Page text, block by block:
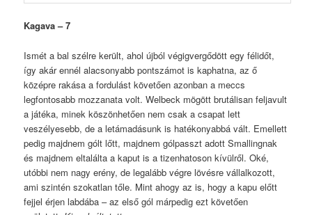
Kagava – 7
Ismét a bal szélre került, ahol újból végigvergődött egy félidőt,
így akár ennél alacsonyabb pontszámot is kaphatna, az ő
középre rakása a fordulást követően azonban a meccs
legfontosabb mozzanata volt. Welbeck mögött brutálisan feljavult
a játéka, minek köszönhetően nem csak a csapat lett
veszélyesebb, de a letámadásunk is hatékonyabbá vált. Emellett
pedig majdnem gólt lőtt, majdnem gólpasszt adott Smallingnak
és majdnem eltalálta a kaput is a tizenhatoson kívülről. Oké,
utóbbi nem nagy erény, de legalább végre lövésre vállalkozott,
ami szintén szokatlan tőle. Mint ahogy az is, hogy a kapu előtt
fejjel érjen labdába – az első gól márpedig ezt követően